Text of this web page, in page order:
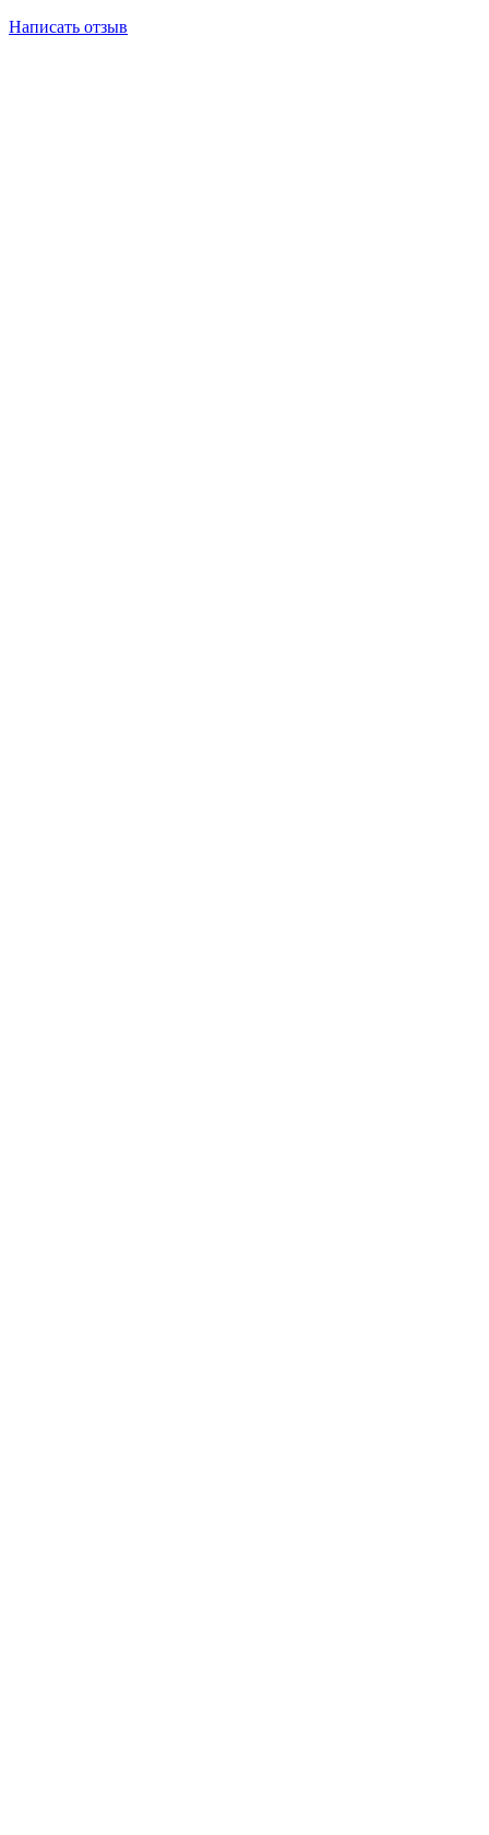
Написать отзыв